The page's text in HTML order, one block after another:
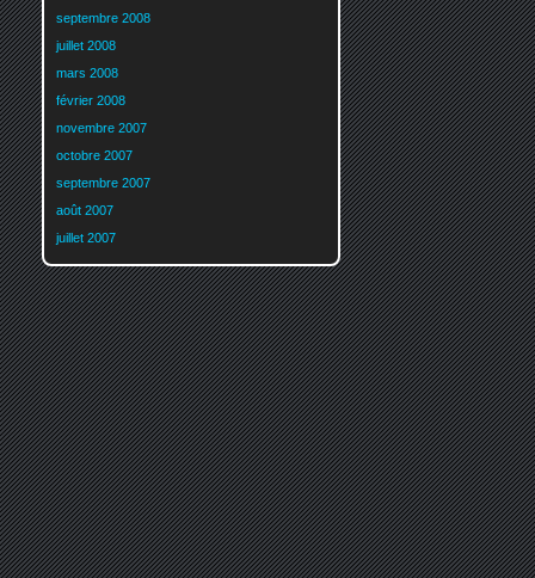
septembre 2008
juillet 2008
mars 2008
février 2008
novembre 2007
octobre 2007
septembre 2007
août 2007
juillet 2007